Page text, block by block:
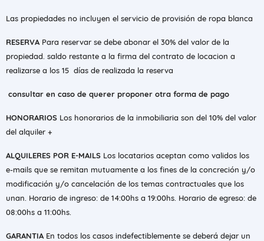
Las propiedades no incluyen el servicio de provisión de ropa blanca
RESERVA Para reservar se debe abonar el 30% del valor de la
propiedad. saldo restante a la firma del contrato de locacion a
realizarse a los 15 días de realizada la reserva
consultar en caso de querer proponer otra forma de pago
HONORARIOS Los honorarios de la inmobiliaria son del 10% del valor
del alquiler +
ALQUILERES POR E-MAILS Los locatarios aceptan como validos los
e-mails que se remitan mutuamente a los fines de la concreción y/o
modificación y/o cancelación de los temas contractuales que los
unan. Horario de ingreso: de 14:00hs a 19:00hs. Horario de egreso: de
08:00hs a 11:00hs.
GARANTIA En todos los casos indefectiblemente se deberá dejar un